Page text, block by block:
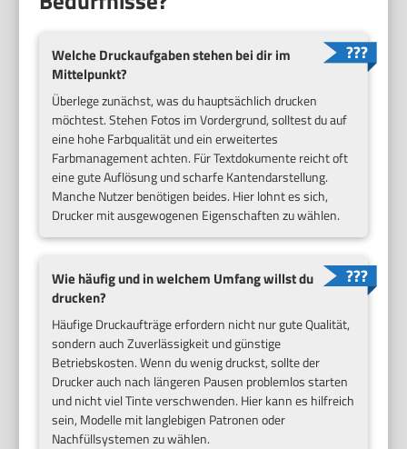
Welche Druckaufgaben stehen bei dir im
Mittelpunkt?
Überlege zunächst, was du hauptsächlich drucken
möchtest. Stehen Fotos im Vordergrund, solltest du auf
eine hohe Farbqualität und ein erweitertes
Farbmanagement achten. Für Textdokumente reicht oft
eine gute Auflösung und scharfe Kantendarstellung.
Manche Nutzer benötigen beides. Hier lohnt es sich,
Drucker mit ausgewogenen Eigenschaften zu wählen.
Wie häufig und in welchem Umfang willst du
drucken?
Häufige Druckaufträge erfordern nicht nur gute Qualität,
sondern auch Zuverlässigkeit und günstige
Betriebskosten. Wenn du wenig druckst, sollte der
Drucker auch nach längeren Pausen problemlos starten
und nicht viel Tinte verschwenden. Hier kann es hilfreich
sein, Modelle mit langlebigen Patronen oder
Nachfüllsystemen zu wählen.